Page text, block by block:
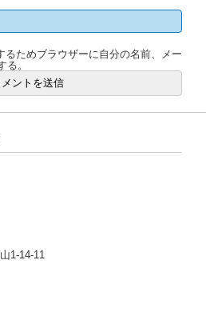
るためブラウザーに自分の名前、メー
る。
1-14-11